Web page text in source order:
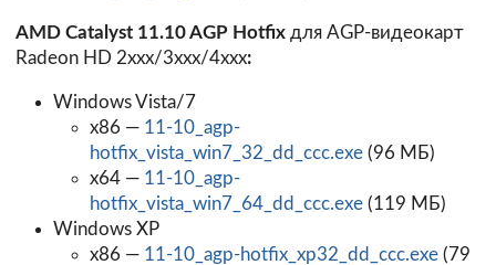
AMD Catalyst 11.10 AGP Hotfix для AGP-видеокарт
Radeon HD 2xxx/3xxx/4xxx:
Windows Vista/7
x86 — 11-10_agp-
hotfix_vista_win7_32_dd_ccc.exe (96 МБ)
x64 — 11-10_agp-
hotfix_vista_win7_64_dd_ccc.exe (119 МБ)
Windows XP
x86 — 11-10_agp-hotfix_xp32_dd_ccc.exe (79